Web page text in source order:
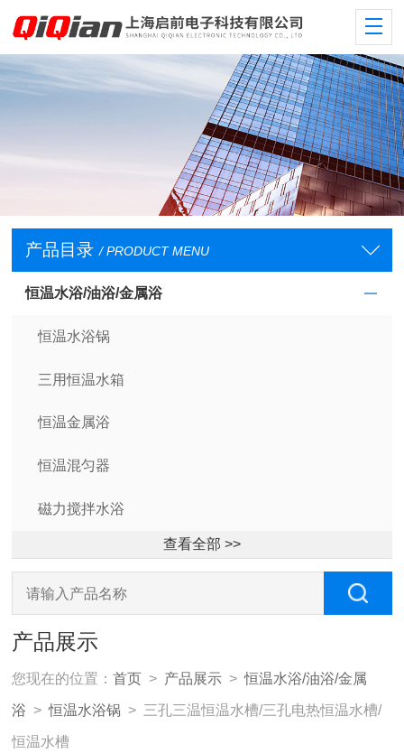
产品目录 / PRODUCT MENU
恒温水浴/油浴/金属浴
恒温水浴锅
三用恒温水箱
恒温金属浴
恒温混匀器
磁力搅拌水浴
查看全部 >>
产品展示
您现在的位置：首页 > 产品展示 >恒温水浴/油浴/金属
浴 >恒温水浴锅 > 三孔三温恒温水槽/三孔电热恒温水槽/
恒温水槽